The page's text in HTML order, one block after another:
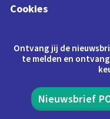
Cookies
Ontvang jij de
te melden en
Nieuwsbrief